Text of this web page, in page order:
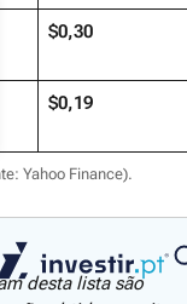
$0,30
$0,19
Yahoo Finance).
desta lista são